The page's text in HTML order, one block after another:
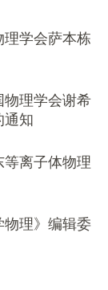
学会萨本栋
物理学会谢希
通知
离子体物理
物理》编辑委